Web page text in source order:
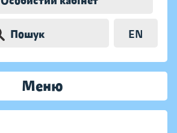
Пошук EN
Меню